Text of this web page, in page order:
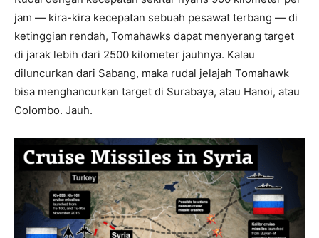
jam — kira-kira kecepatan sebuah pesawat terbang — di
ketinggian rendah, Tomahawks dapat menyerang target
di jarak lebih dari 2500 kilometer jauhnya. Kalau
diluncurkan dari Sabang, maka rudal jelajah Tomahawk
bisa menghancurkan target di Surabaya, atau Hanoi, atau
Colombo. Jauh.